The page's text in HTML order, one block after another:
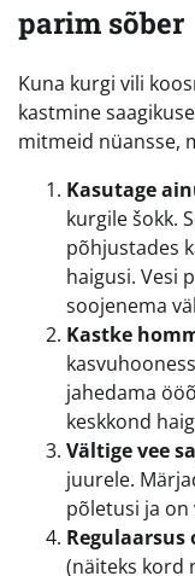
parim sõber
Kuna kurgi vili
kastmine
mitmeid nüansse,
Kasutage
kurgile šokk.
põhjustades
haigusi. Vesi
soojenema
Kastke
jahedama
keskkond
Vältige vee
juurele.
põletusi ja
Regulaarsus
(näiteks kord